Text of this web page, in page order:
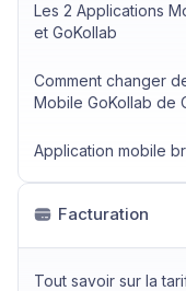
Les 2 Applications
et GoKollab
Comment changer
Mobile GoKollab de
Application mobile
Facturation
Tout savoir sur la